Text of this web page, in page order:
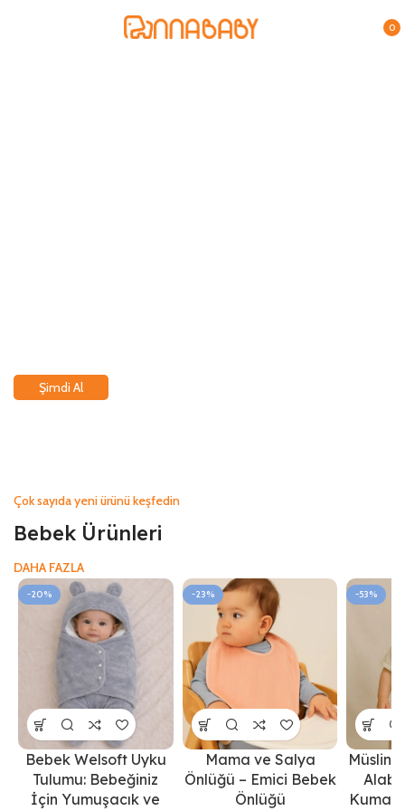
0
Şimdi Al
Çok sayıda yeni ürünü keşfedin
Bebek Ürünleri
DAHA FAZLA
-20%
Bebek Welsoft Uyku
Tulumu: Bebeğiniz
İçin Yumuşacık ve
-23%
Mama ve Salya
Önlüğü – Emici Bebek
Önlüğü
-53%
Müslin